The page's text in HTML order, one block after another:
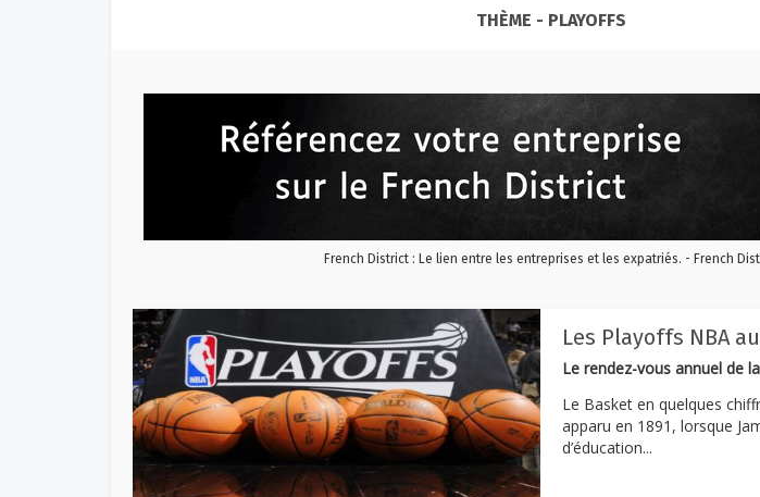
THÈME - PLAYOFFS
French District : Le lien entre les entreprises et les expatriés. - French
Les Playoffs NBA
Le rendez-vous annuel de
Le Basket en quelques
apparu en 1891, lorsque
d’éducation...